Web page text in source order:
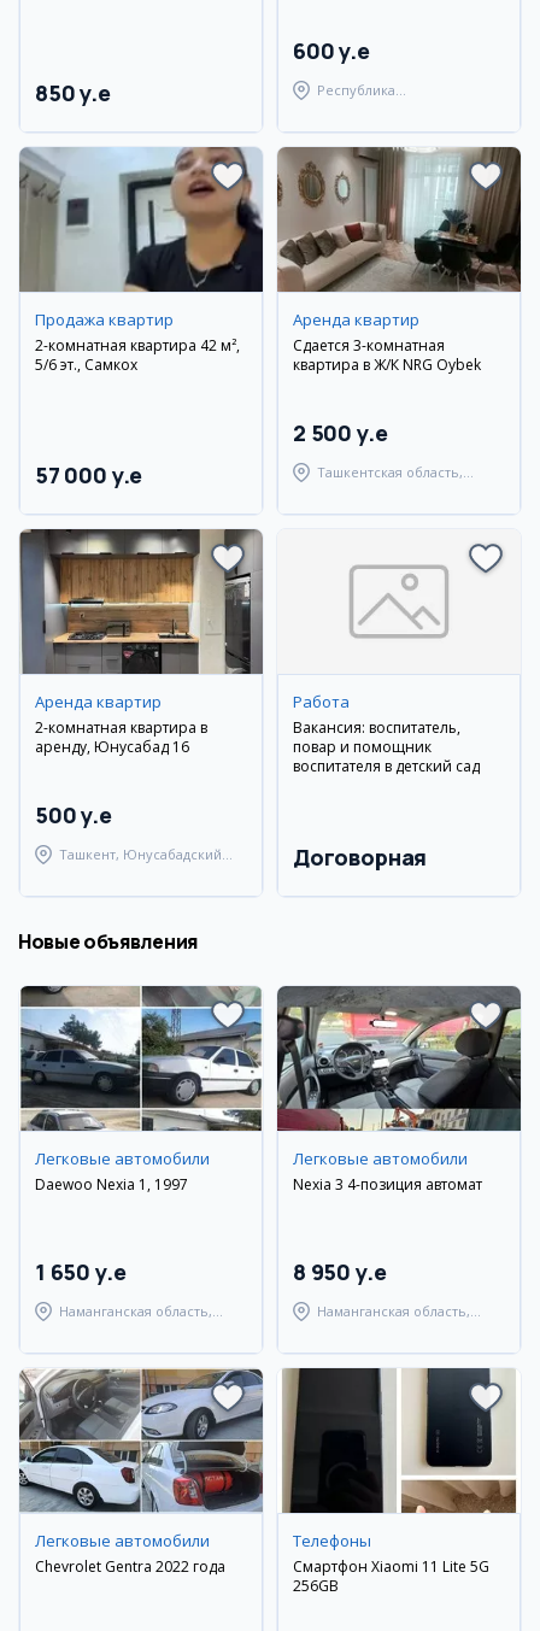
850 y.e
600 y.e
Республика
Берунийский район
Продажа квартир
2-комнатная квартира 42 м²,
5/6 эт., Самкох
57 000 y.e
Аренда квартир
Сдается 3-комнатная
квартира в Ж/К NRG Oybek
2 500 y.e
Ташкентская область,
Аренда квартир
2-комнатная квартира в
аренду, Юнусабад 16
500 y.e
Ташкент, Юнусабадский
Работа
Вакансия: воспитатель,
повар и помощник
воспитателя в детский сад
Договорная
Новые объявления
Легковые автомобили
Daewoo Nexia 1, 1997
1 650 y.e
Наманганская область,
Легковые автомобили
Nexia 3 4-позиция автомат
8 950 y.e
Наманганская область,
Легковые автомобили
Chevrolet Gentra 2022 года
Телефоны
Смартфон Xiaomi 11 Lite 5G
256GB